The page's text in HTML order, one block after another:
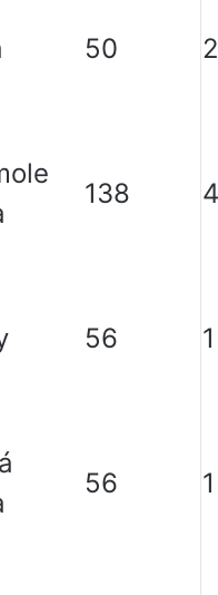
50 2
138
56 1
56 1